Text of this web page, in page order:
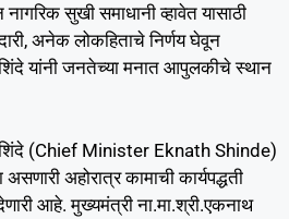
सुखी समाधानी व्हावेत यासाठी
अनेक लोकहिताचे निर्णय घेवून
यांनी जनतेच्या मनात आपुलकीचे स्थान
शिंदे (Chief Minister Eknath Shinde)
अहोरात्र कामाची कार्यपद्धती
आहे. मुख्यमंत्री ना.मा.श्री.एकनाथ